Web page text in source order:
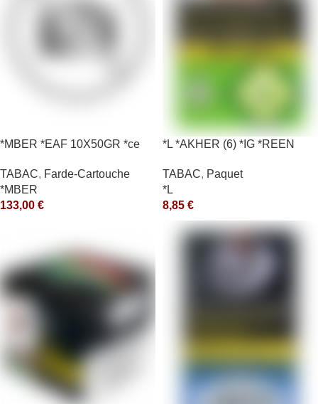
*MBER *EAF 10X50GR *ce
TABAC, Farde-Cartouche
*MBER
133,00 €
*L *AKHER (6) *IG *REEN
TABAC, Paquet
*L
8,85 €